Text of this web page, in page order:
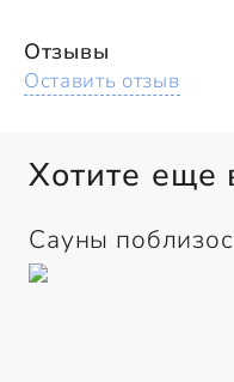
Отзывы
Оставить отзыв
Хотите еще
Сауны